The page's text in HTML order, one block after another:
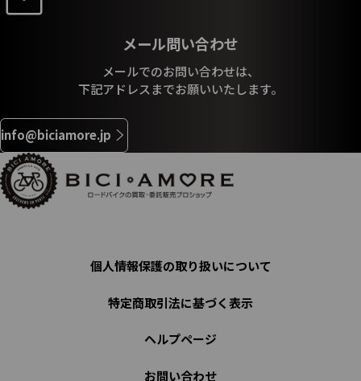
メール問い合わせ
メールでのお問い合わせは、
下記アドレスまでお願いいたします。
info@biciamore.jp
個人情報保護の取り扱いについて
特定商取引法に基づく表示
ヘルプページ
お問い合わせ